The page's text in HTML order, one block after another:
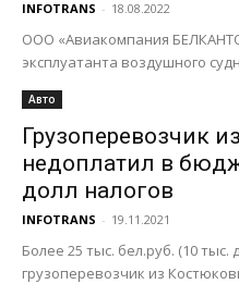
INFOTRANS - 18.08.2022
ООО «Авиакомпания
эксплуатанта воздушного
Авто
Грузоперевозчик
недоплатил в
долл налогов
INFOTRANS - 19.11.2021
Более 25 тыс. бел.руб. (10
грузоперевозчик из